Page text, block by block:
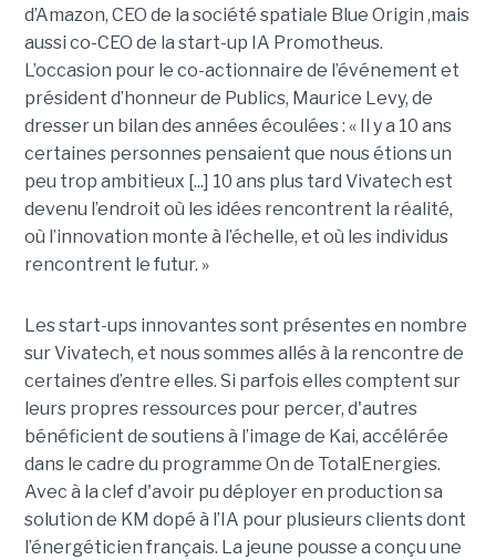
d’Amazon, CEO de la société spatiale Blue Origin ,mais
aussi co-CEO de la start-up IA Promotheus.
L’occasion pour le co-actionnaire de l’événement et
président d’honneur de Publics, Maurice Levy, de
dresser un bilan des années écoulées : « Il y a 10 ans
certaines personnes pensaient que nous étions un
peu trop ambitieux [...] 10 ans plus tard Vivatech est
devenu l’endroit où les idées rencontrent la réalité,
où l’innovation monte à l’échelle, et où les individus
rencontrent le futur. »
Les start-ups innovantes sont présentes en nombre
sur Vivatech, et nous sommes allés à la rencontre de
certaines d’entre elles. Si parfois elles comptent sur
leurs propres ressources pour percer, d'autres
bénéficient de soutiens à l’image de Kai, accélérée
dans le cadre du programme On de TotalEnergies.
Avec à la clef d'avoir pu déployer en production sa
solution de KM dopé à l’IA pour plusieurs clients dont
l’énergéticien français. La jeune pousse a conçu une